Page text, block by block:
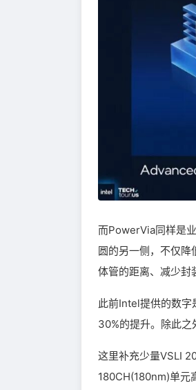
而PowerVia同样是
圆的另一侧，不仅
体管的距离、减少封
此前Intel提供的数
30%的提升。除此之
这里补充少量VSLI
180CH(180nm)单元